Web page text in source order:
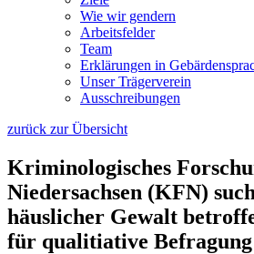
Wie wir gendern
Arbeitsfelder
Team
Erklärungen in
Unser Trägerverein
Ausschreibungen
zurück zur Übersicht
Kriminologisches
Niedersachsen (KFN)
häuslicher Gewalt
für qualitiative Befragung